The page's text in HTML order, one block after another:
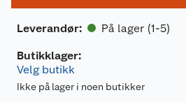
Leverandør: På lager (1-5)
Butikklager:
Velg butikk
Ikke på lager i noen butikker